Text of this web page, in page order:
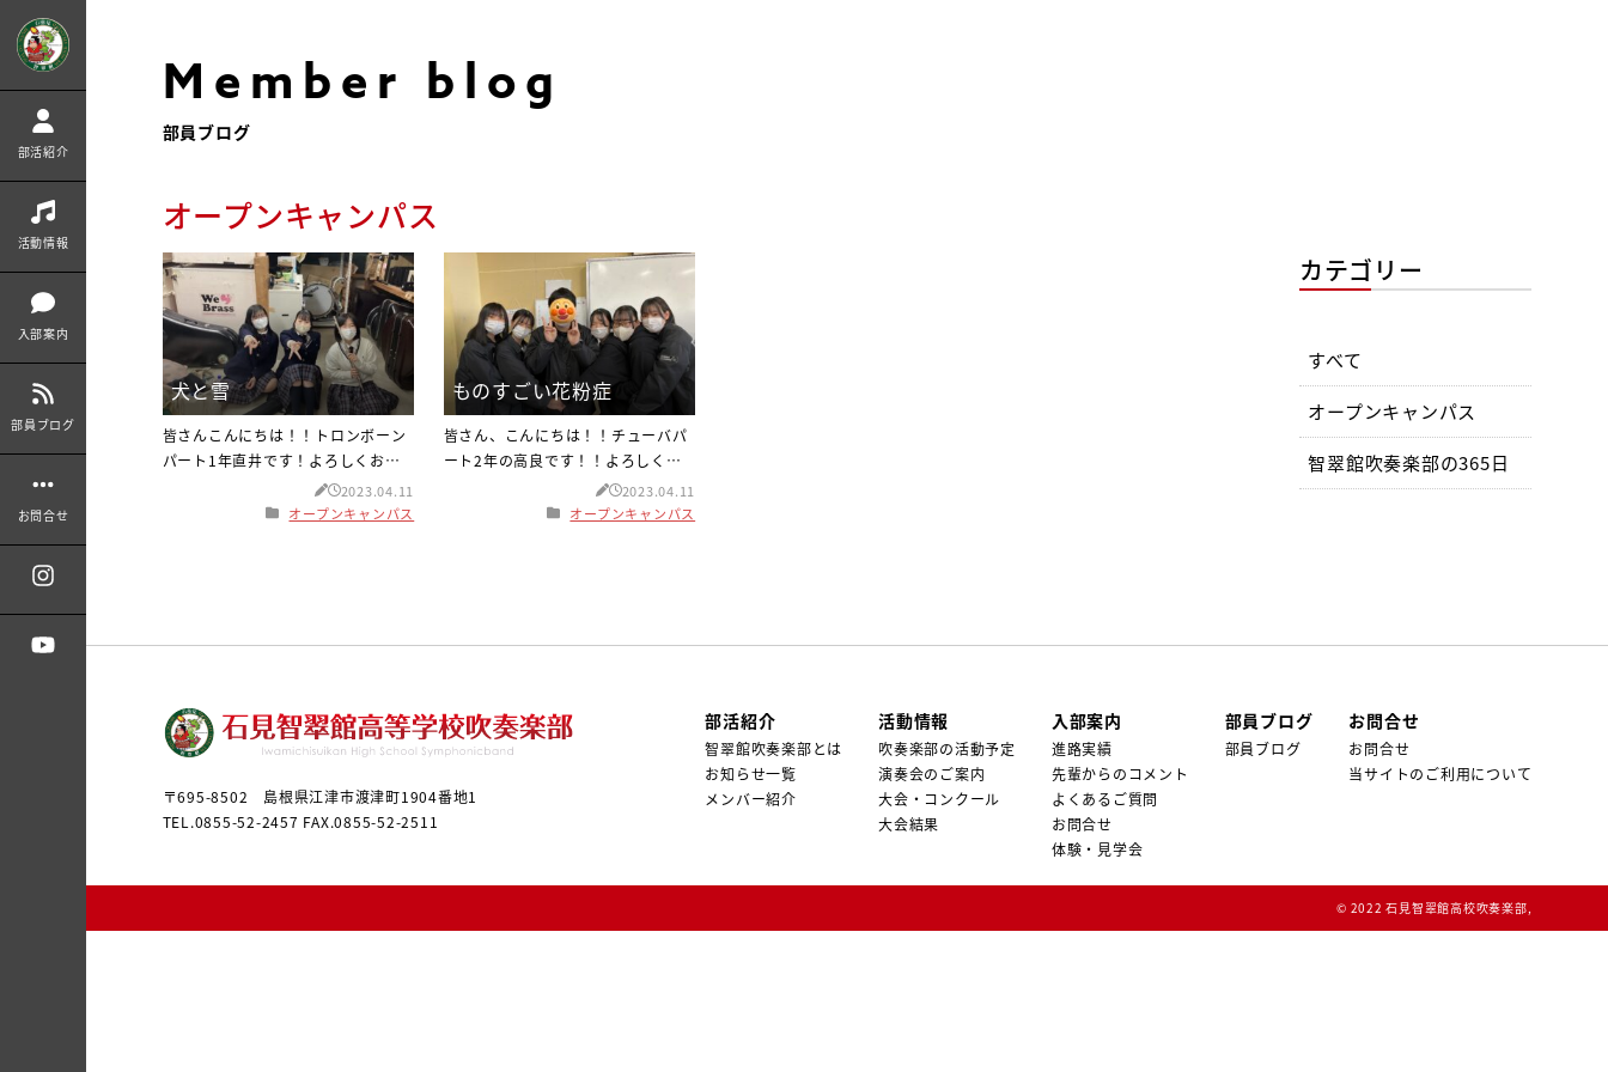
部活紹介
活動情報
入部案内
部員ブログ
お問合せ
Member blog
部員ブログ
オープンキャンパス
犬と雪
皆さんこんにちは！！トロンボーン
パート1年直井です！よろしくお願
いします(^_^) 2月も後半に入り、ま
だまだ寒い日が続いています。暖か
ても可愛いですよね♡♡久
2023.04.11
オープンキャンパス
ものすごい花粉症
皆さん、こんにちは！！チューバパ
ート2年の高良です！！よろしくお
願いします！！ 寒い冬から段々暖か
い春へと季節が移り変わって行く時
粉が段々と多く飛んで来るようにな
ってき
2023.04.11
オープンキャンパス
カテゴリー
すべて
オープンキャンパス
智翠館吹奏楽部の365日
〒695-8502 島根県江津市渡津町1904番地1
TEL.0855-52-2457 FAX.0855-52-2511
部活紹介
智翠館吹奏楽部とは
お知らせ一覧
メンバー紹介
活動情報
吹奏楽部の活動予定
演奏会のご案内
大会・コンクール
大会結果
入部案内
進路実績
先輩からのコメント
よくあるご質問
お問合せ
体験・見学会
部員ブログ
部員ブログ
お問合せ
お問合せ
当サイトのご利用について
© 2022 石見智翠館高校吹奏楽部,